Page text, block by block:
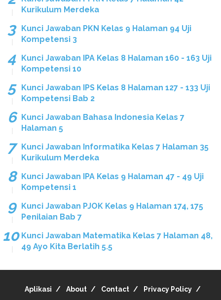
Kurikulum Merdeka
Kunci Jawaban PKN Kelas 9 Halaman 94 Uji
Kompetensi 3
Kunci Jawaban IPA Kelas 8 Halaman 160 - 163 Uji
Kompetensi 10
Kunci Jawaban IPS Kelas 8 Halaman 127 - 133 Uji
Kompetensi Bab 2
Kunci Jawaban Bahasa Indonesia Kelas 7
Halaman 5
Kunci Jawaban Informatika Kelas 7 Halaman 35
Kurikulum Merdeka
Kunci Jawaban IPA Kelas 9 Halaman 47 - 49 Uji
Kompetensi 1
Kunci Jawaban PJOK Kelas 9 Halaman 174, 175
Penilaian Bab 7
Kunci Jawaban Matematika Kelas 7 Halaman 48,
49 Ayo Kita Berlatih 5.5
Aplikasi About Contact
Privacy Policy